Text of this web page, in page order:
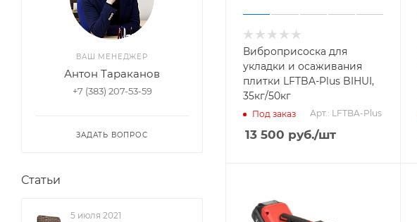
Виброприсоска для
укладки и осаживания
плитки LFTBA-Plus BIHUI,
35кг/50кг
Под заказ Арт.: LFTBA-Plus
13 500 руб./шт
ВАШ МЕНЕДЖЕР
Антон Тараканов
+7 (383) 207-53-59
ЗАДАТЬ ВОПРОС
Статьи
5 июля 2021